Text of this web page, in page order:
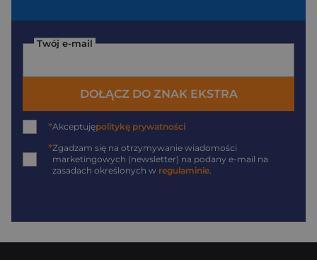
Twój e-mail
DOŁĄCZ DO ZNAK EKSTRA
*Akceptujępolitykę prywatności
*Zgadzam się na otrzymywanie wiadomości
marketingowych (newsletter) na podany e-mail na
zasadach określonych w regulaminie.